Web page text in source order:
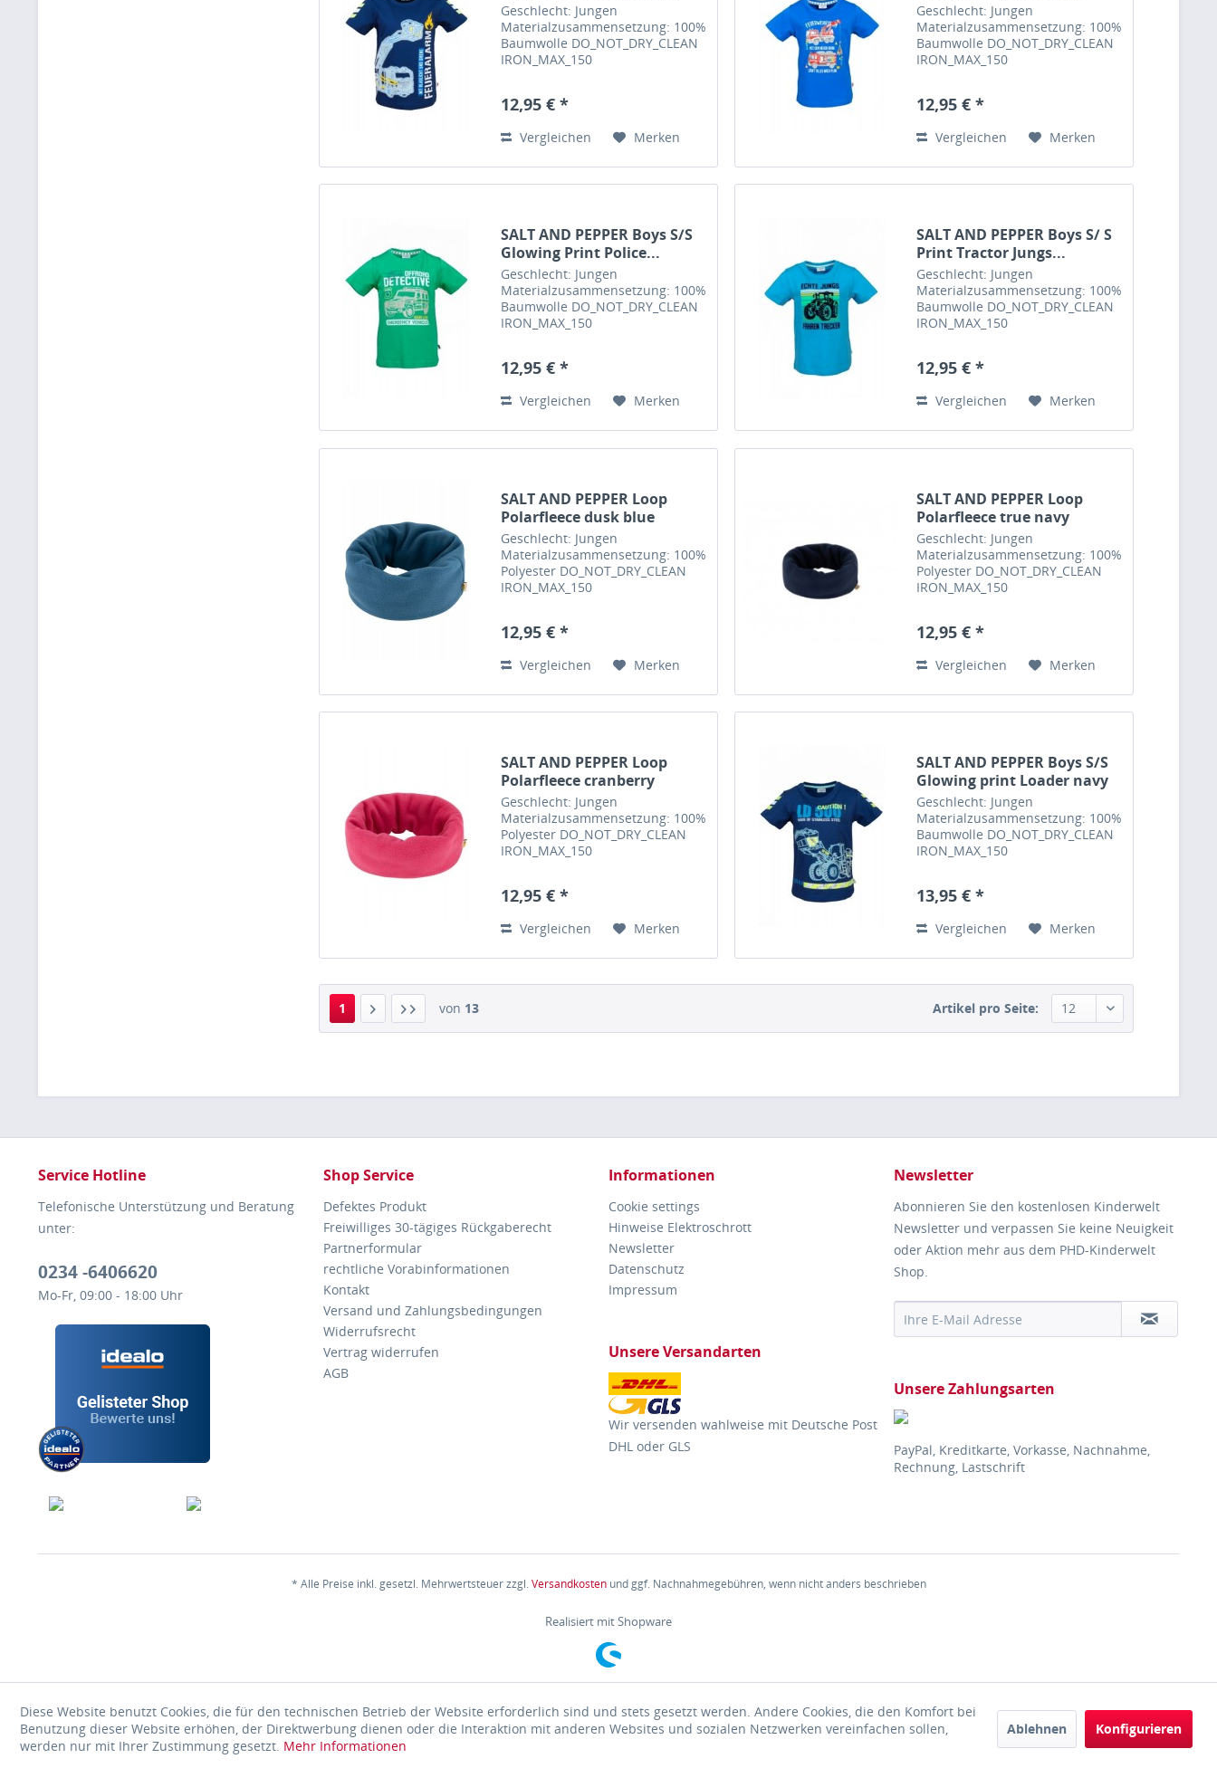
Geschlecht: Jungen
Materialzusammensetzung: 100%
Baumwolle DO_NOT_DRY_CLEAN
IRON_MAX_150
Feinwaschmittel verwenden, mit
auf links waschen und bügeln...
12,95 € *
Vergleichen Merken
Geschlecht: Jungen
Materialzusammensetzung: 100%
Baumwolle DO_NOT_DRY_CLEAN
IRON_MAX_150
Feinwaschmittel verwenden, mit
auf links waschen und bügeln...
12,95 € *
Vergleichen Merken
SALT AND PEPPER Boys S/S
Glowing Print Police...
Geschlecht: Jungen
Materialzusammensetzung: 100%
Baumwolle DO_NOT_DRY_CLEAN
IRON_MAX_150
Feinwaschmittel verwenden, mit
auf links waschen und bügeln...
12,95 € *
Vergleichen Merken
SALT AND PEPPER Boys S/ S
Print Tractor Jungs...
Geschlecht: Jungen
Materialzusammensetzung: 100%
Baumwolle DO_NOT_DRY_CLEAN
IRON_MAX_150
Feinwaschmittel verwenden,
waschen und bügeln
12,95 € *
Vergleichen Merken
SALT AND PEPPER Loop
Polarfleece dusk blue
Geschlecht: Jungen
Materialzusammensetzung: 100%
Polyester DO_NOT_DRY_CLEAN
IRON_MAX_150
Feinwaschmittel verwenden,
waschen und bügeln
12,95 € *
Vergleichen Merken
SALT AND PEPPER Loop
Polarfleece true navy
Geschlecht: Jungen
Materialzusammensetzung: 100%
Polyester DO_NOT_DRY_CLEAN
IRON_MAX_150
Feinwaschmittel verwenden,
waschen und bügeln
12,95 € *
Vergleichen Merken
SALT AND PEPPER Loop
Polarfleece cranberry
Geschlecht: Jungen
Materialzusammensetzung: 100%
Polyester DO_NOT_DRY_CLEAN
IRON_MAX_150
Feinwaschmittel verwenden,
waschen und bügeln
12,95 € *
Vergleichen Merken
SALT AND PEPPER Boys S/S
Glowing print Loader navy
Geschlecht: Jungen
Materialzusammensetzung: 100%
Baumwolle DO_NOT_DRY_CLEAN
IRON_MAX_150
Feinwaschmittel verwenden, mit
auf links waschen und bügeln...
13,95 € *
Vergleichen Merken
1 von 13 Artikel pro Seite:
Service Hotline
Telefonische Unterstützung und Beratung
unter:
0234 -6406620
Mo-Fr, 09:00 - 18:00 Uhr
Shop Service
Defektes Produkt
Freiwilliges 30-tägiges Rückgaberecht
Partnerformular
rechtliche Vorabinformationen
Kontakt
Versand und Zahlungsbedingungen
Widerrufsrecht
Vertrag widerrufen
AGB
Informationen
Cookie settings
Hinweise Elektroschrott
Newsletter
Datenschutz
Impressum
Unsere Versandarten
Wir versenden wahlweise mit Deutsche Post
DHL oder GLS
Newsletter
Abonnieren Sie den kostenlosen Kinderwelt
Newsletter und verpassen Sie keine Neuigkeit
oder Aktion mehr aus dem PHD-Kinderwelt
Shop.
Unsere Zahlungsarten
PayPal, Kreditkarte, Vorkasse, Nachnahme,
Rechnung, Lastschrift
* Alle Preise inkl. gesetzl. Mehrwertsteuer zzgl.Versandkostenund ggf. Nachnahmegebühren, wenn nicht anders beschrieben
Realisiert mit Shopware
Diese Website benutzt Cookies, die für den technischen Betrieb der Website erforderlich sind und stets gesetzt werden. Andere Cookies, die den Komfort bei
Benutzung dieser Website erhöhen, der Direktwerbung dienen oder die Interaktion mit anderen Websites und sozialen Netzwerken vereinfachen sollen,
werden nur mit Ihrer Zustimmung gesetzt. Mehr Informationen
Ablehnen Konfigurieren